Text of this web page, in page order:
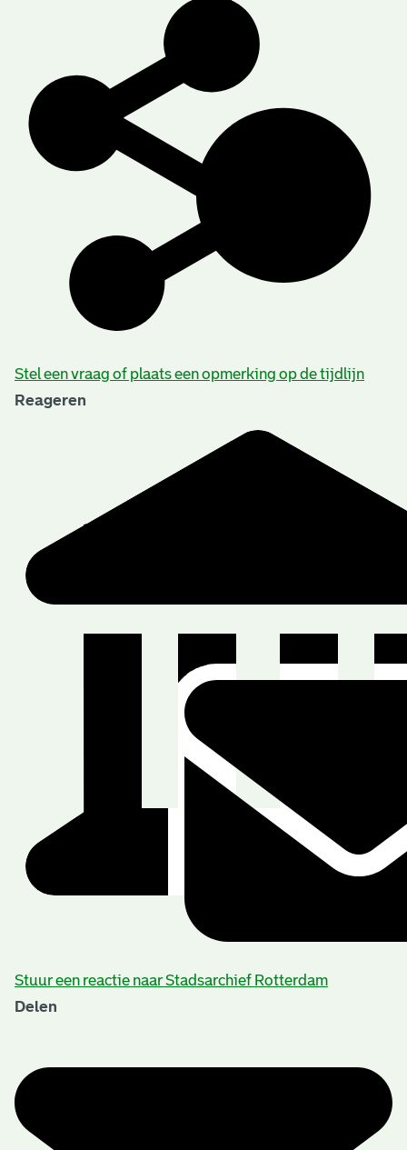
Stel een vraag of plaats een opmerking op de tijdlijn
Reageren
Stuur een reactie naar Stadsarchief Rotterdam
Delen